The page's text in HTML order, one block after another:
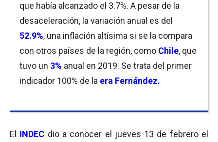
que había alcanzado el 3.7%. A pesar de la
desaceleración, la variación anual es del
52.9%, una inflación altísima si se la compara
con otros países de la región, como Chile, que
tuvo un 3% anual en 2019. Se trata del primer
indicador 100% de la era Fernández.
El INDEC dio a conocer el jueves 13 de febrero el